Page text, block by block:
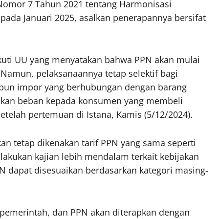
7 Tahun 2021 tentang Harmonisasi
Januari 2025, asalkan penerapannya bersifat
UU yang menyatakan bahwa PPN akan mulai
pelaksanaannya tetap selektif bagi
impor yang berhubungan dengan barang
beban kepada konsumen yang membeli
pertemuan di Istana, Kamis (5/12/2024).
tetap dikenakan tarif PPN yang sama seperti
kajian lebih mendalam terkait kebijakan
dapat disesuaikan berdasarkan kategori masing-
dan PPN akan diterapkan dengan